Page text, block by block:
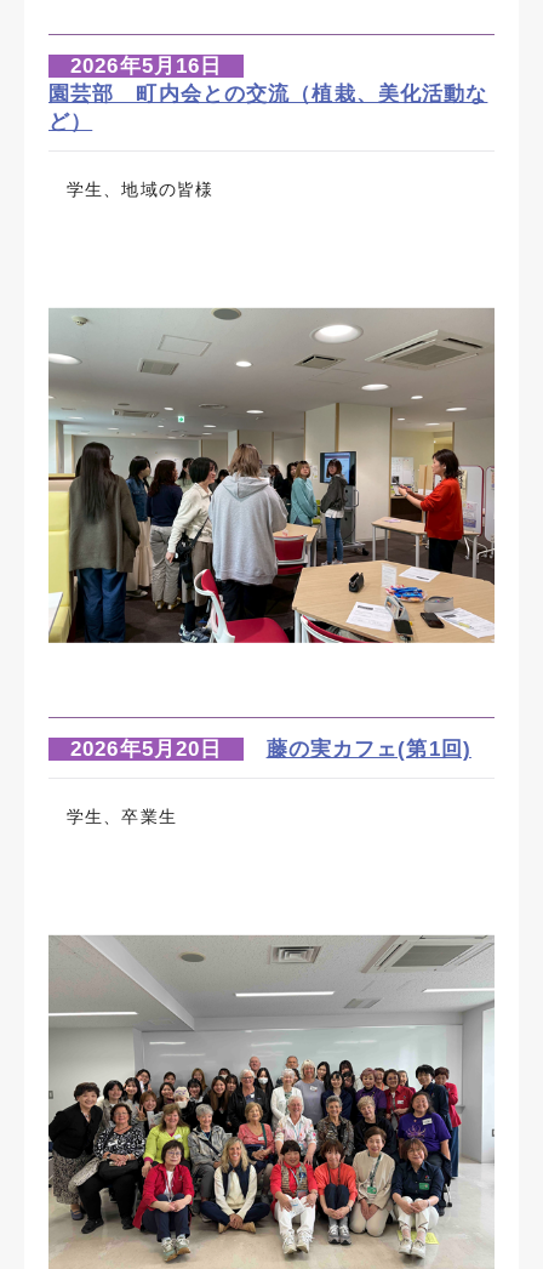
2026年5月16日
園芸部 町内会との交流（植栽、美化活動な
ど）
学生、地域の皆様
2026年5月20日 藤の実カフェ(第1回)
学生、卒業生